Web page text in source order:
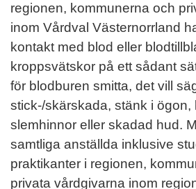
regionen, kommunerna och
inom Vårdval Västernorrland
kontakt med blod eller
kroppsvätskor på ett sådant
för blodburen smitta, det vill
stick-/skärskada, stänk i ögon,
slemhinnor eller skadad hud.
samtliga anställda inklusive
praktikanter i regionen,
privata vårdgivarna inom